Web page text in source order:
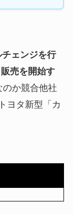
ェンジを行
売を開始す
か競合他社
ヨタ新型「カ